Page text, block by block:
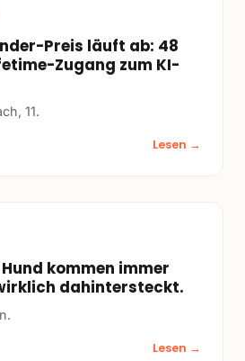
Preis läuft ab: 48
Zugang zum KI-
11.
Lesen →
kommen immer
dahintersteckt.
Lesen →